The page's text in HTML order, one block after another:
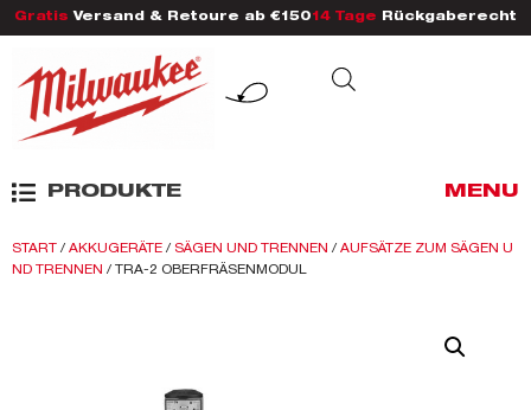
Gratis Versand & Retoure ab €150 14 Tage Rückgaberecht
PRODUKTE MENU
START / AKKUGERÄTE / SÄGEN UND TRENNEN / AUFSÄTZE ZUM SÄGEN U
ND TRENNEN / TRA-2 OBERFRÄSENMODUL